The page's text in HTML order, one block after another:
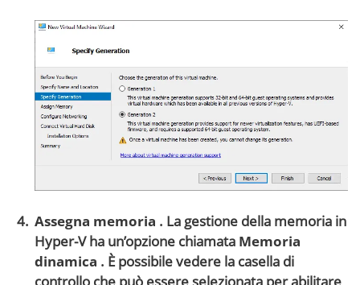
Assegna memoria . La gestione della memoria in
Hyper-V ha un’opzione chiamata Memoria
dinamica . È possibile vedere la casella di